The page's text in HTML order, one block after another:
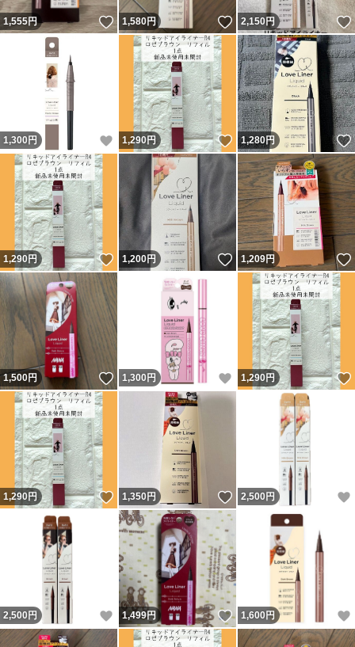
1,555円 いいね！
1,580円 いいね！
2,150円
1,300 円 いいね！
1,290円 いいね！
1,280円
1,290円 いいね！
1,200円 いいね！
1,209円
1,500円 いいね！
1,300 円 いいね！
1,290円
1,290円 いいね！
1,350円 いいね！
2,500 円
2,500 円 いいね！
1,499円 いいね！
1,600 円